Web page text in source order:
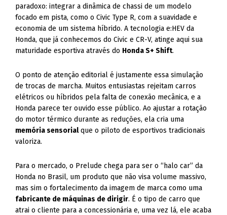
paradoxo: integrar a dinâmica de chassi de um modelo
focado em pista, como o Civic Type R, com a suavidade e
economia de um sistema híbrido. A tecnologia e:HEV da
Honda, que já conhecemos do Civic e CR-V, atinge aqui sua
maturidade esportiva através do Honda S+ Shift.
O ponto de atenção editorial é justamente essa simulação
de trocas de marcha. Muitos entusiastas rejeitam carros
elétricos ou híbridos pela falta de conexão mecânica, e a
Honda parece ter ouvido esse público. Ao ajustar a rotação
do motor térmico durante as reduções, ela cria uma
memória sensorialque o piloto de esportivos tradicionais
valoriza.
Para o mercado, o Prelude chega para ser o “halo car” da
Honda no Brasil, um produto que não visa volume massivo,
mas sim o fortalecimento da imagem de marca como uma
fabricante de máquinas de dirigir. É o tipo de carro que
atrai o cliente para a concessionária e, uma vez lá, ele acaba